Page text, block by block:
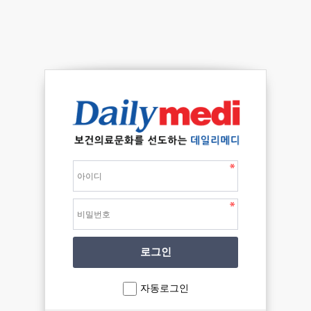
자동로그인